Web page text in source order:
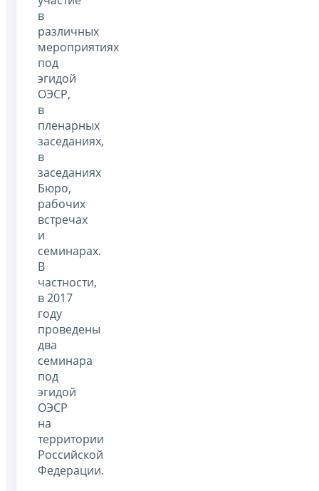
в
различных
мероприятиях
под
эгидой
ОЭСР,
в
пленарных
заседаниях,
в
заседаниях
Бюро,
рабочих
встречах
и
семинарах.
В
частности,
в 2017
году
проведены
два
семинара
под
эгидой
ОЭСР
на
территории
Российской
Федерации.